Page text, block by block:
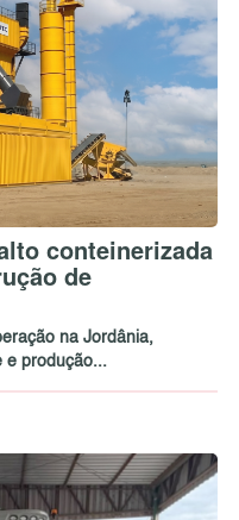
conteinerizada
de
na Jordânia,
e produção...